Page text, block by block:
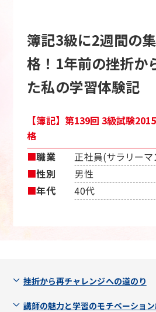
簿記3級に2週間の
格！1年前の挫折か
た私の学習体験記
【簿記】第139回 3級試験
格
■職業
正社員(サラリーマ
■性別
男性
■年代 40代
挫折から再チャレンジへの道のり
講師の魅力と学習のモチベーショ